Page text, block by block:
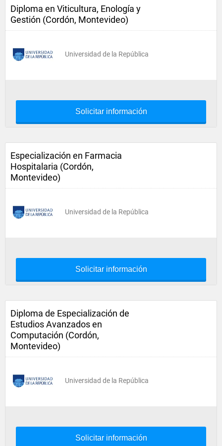
Diploma en Viticultura, Enología y
Gestión (Cordón, Montevideo)
Universidad de la República
Solicitar información
Especialización en Farmacia
Hospitalaria (Cordón,
Montevideo)
Universidad de la República
Solicitar información
Diploma de Especialización de
Estudios Avanzados en
Computación (Cordón,
Montevideo)
Universidad de la República
Solicitar información